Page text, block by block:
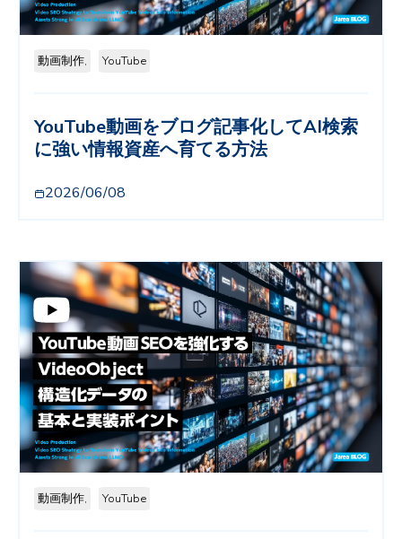
動画制作, YouTube
YouTube動画をブログ記事化してAI検索
に強い情報資産へ育てる方法
2026/06/08
動画制作, YouTube